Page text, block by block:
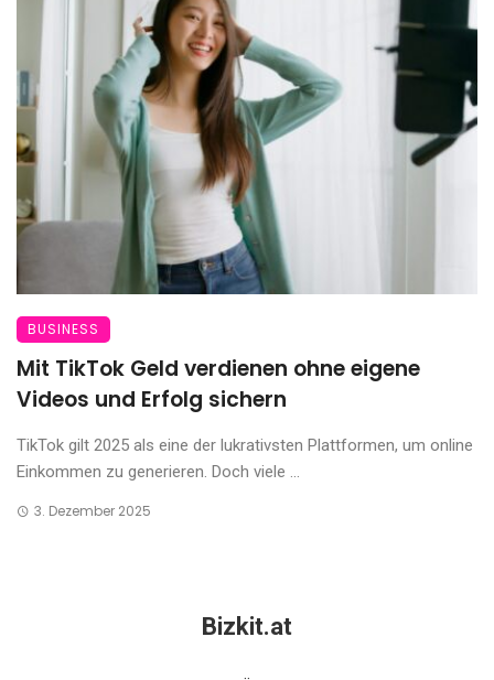
BUSINESS
Mit TikTok Geld verdienen ohne eigene
Videos und Erfolg sichern
TikTok gilt 2025 als eine der lukrativsten Plattformen, um online
Einkommen zu generieren. Doch viele ...
3. Dezember 2025
Bizkit.at